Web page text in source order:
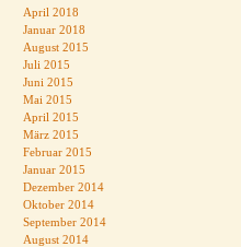
April 2018
Januar 2018
August 2015
Juli 2015
Juni 2015
Mai 2015
April 2015
März 2015
Februar 2015
Januar 2015
Dezember 2014
Oktober 2014
September 2014
August 2014